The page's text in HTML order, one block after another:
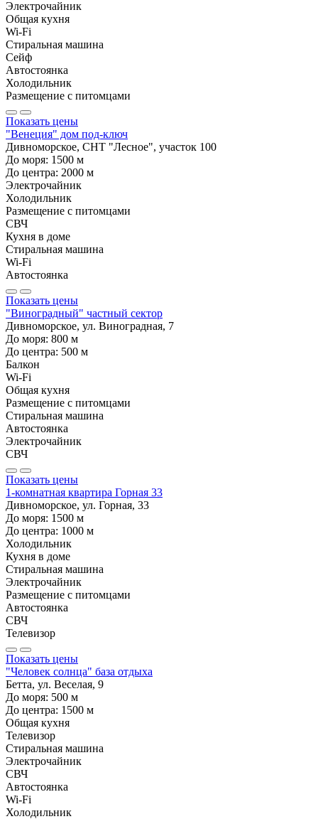
Электрочайник
Общая кухня
Wi-Fi
Стиральная машина
Сейф
Автостоянка
Холодильник
Размещение с питомцами
Показать цены
"Венеция" дом под-ключ
Дивноморское, СНТ "Лесное", участок 100
До моря: 1500 м
До центра: 2000 м
Электрочайник
Холодильник
Размещение с питомцами
СВЧ
Кухня в доме
Стиральная машина
Wi-Fi
Автостоянка
Показать цены
"Виноградный" частный сектор
Дивноморское, ул. Виноградная, 7
До моря: 800 м
До центра: 500 м
Балкон
Wi-Fi
Общая кухня
Размещение с питомцами
Стиральная машина
Автостоянка
Электрочайник
СВЧ
Показать цены
1-комнатная квартира Горная 33
Дивноморское, ул. Горная, 33
До моря: 1500 м
До центра: 1000 м
Холодильник
Кухня в доме
Стиральная машина
Электрочайник
Размещение с питомцами
Автостоянка
СВЧ
Телевизор
Показать цены
"Человек солнца" база отдыха
Бетта, ул. Веселая, 9
До моря: 500 м
До центра: 1500 м
Общая кухня
Телевизор
Стиральная машина
Электрочайник
СВЧ
Автостоянка
Wi-Fi
Холодильник